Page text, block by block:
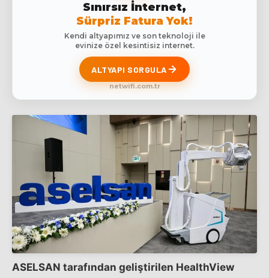
Sınırsız İnternet,
Sürpriz Fatura Yok!
Kendi altyapımız ve son teknoloji ile
evinize özel kesintisiz internet.
ALTYAPI SORGULA
netwifi.com.tr
ASELSAN tarafından geliştirilen HealthView